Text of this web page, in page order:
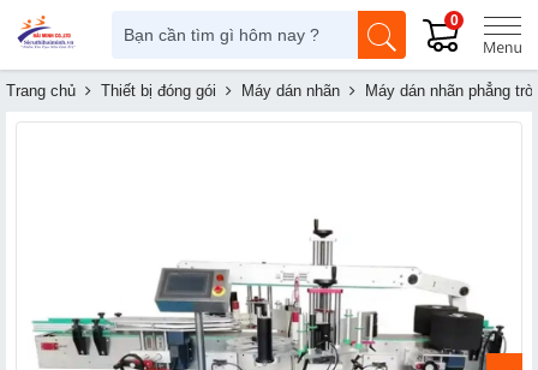
0
Trang chủ Thiết bị đóng gói Máy dán nhãn Máy dán nhãn phẳng